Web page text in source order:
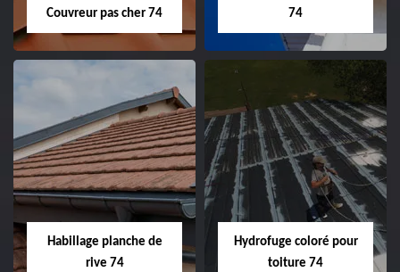
Couvreur pas cher 74
74
Habillage planche de
rive 74
Hydrofuge coloré pour
toiture 74